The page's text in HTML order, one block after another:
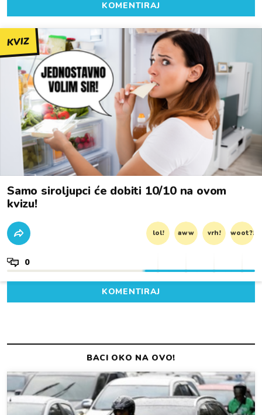
KOMENTIRAJ
KVIZ
Samo siroljupci će dobiti 10/10 na ovom
kvizu!
lol! aww vrh! woot?!
0
KOMENTIRAJ